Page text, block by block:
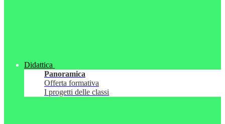
Didattica
Panoramica
Offerta formativa
I progetti delle classi